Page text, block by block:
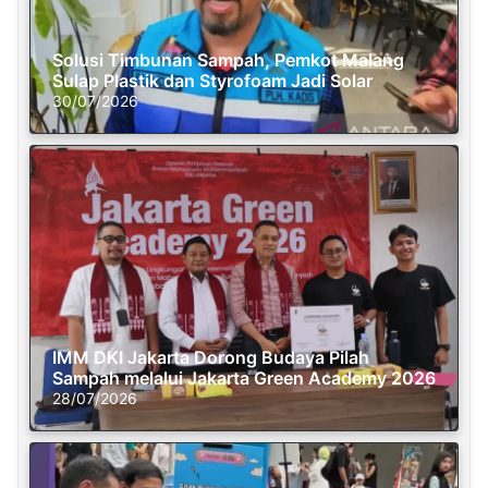
Solusi Timbunan Sampah, Pemkot Malang
Sulap Plastik dan Styrofoam Jadi Solar
30/07/2026
IMM DKI Jakarta Dorong Budaya Pilah
Sampah melalui Jakarta Green Academy 2026
28/07/2026